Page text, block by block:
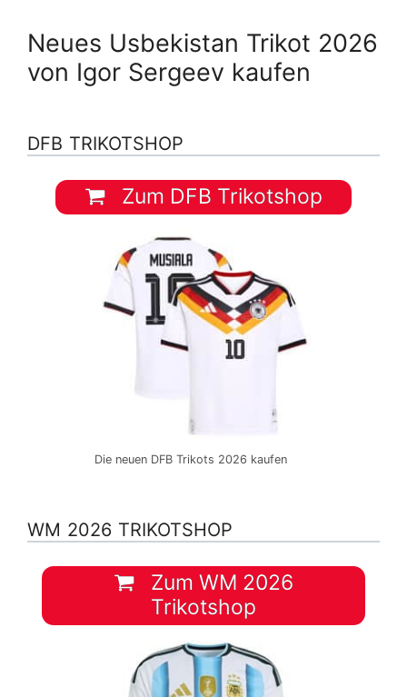
Neues Usbekistan Trikot 2026
von Igor Sergeev kaufen
DFB TRIKOTSHOP
Zum DFB Trikotshop
Die neuen DFB Trikots 2026 kaufen
WM 2026 TRIKOTSHOP
Zum WM 2026
Trikotshop